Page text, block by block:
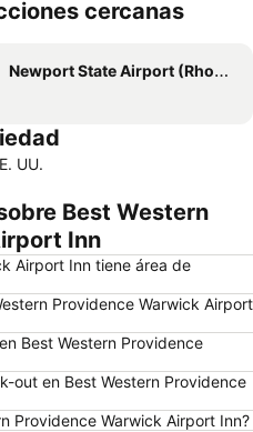
cercanas
Newport State Airport (Rhode Island)
UU.
Best Western
Inn
Airport Inn tiene área de
Providence Warwick Airport
Best Western Providence
out en Best Western Providence
Providence Warwick Airport Inn?